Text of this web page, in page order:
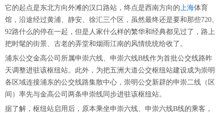
它的起点是东北方向外滩的汉口路站，终点是西南方向的上海体育
馆，沿途经过黄浦、静安、徐汇三个区，虽然最终还是要和那些720、
92路什么的停在一起，但是人家什么样的繁华和经典都见过了，路上
把时髦的街景、古老的弄堂和烟雨江南的风情统统给收了。
浦东公交金高公司所属申崇六线、申崇六线B线作为首批公交线路昨
天调整进驻该枢纽站。此外，为把五洲大道公交枢纽站建设成为崇明
各区域连接浦东的公交线路集散中心，崇明公交新辟的申崇二线（区
间）率先与金高公司两条申崇线同步进驻该枢纽站。
据了解，枢纽站启用后，原本乘坐申崇六线、申崇六线B线的乘客，